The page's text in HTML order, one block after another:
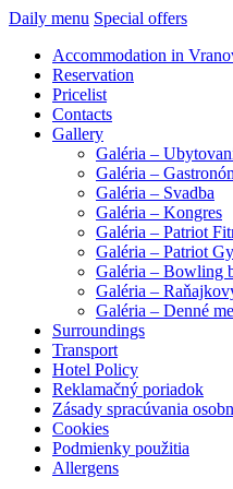
Daily menu Special offers
Accommodation in
Reservation
Pricelist
Contacts
Gallery
Galéria –
Galéria –
Galéria – Svadba
Galéria – Kongres
Galéria – Patriot
Galéria – Patriot
Galéria – Bowling
Galéria –
Galéria – Denné
Surroundings
Transport
Hotel Policy
Reklamačný poriadok
Zásady spracúvania
Cookies
Podmienky použitia
Allergens